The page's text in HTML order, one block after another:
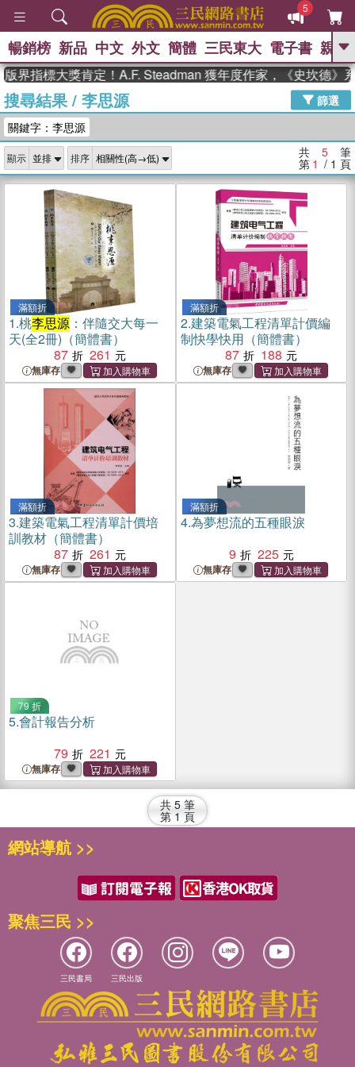
5
GO
高希均教授回憶錄
、 The Odyssey 、 父親節 、 如果歷
獎 臺灣漫遊錄 、 方念華 、 台灣的李
登輝時代
數學女孩：黎曼猜想 、
偉大的迷走神經
暢銷榜 新品 中文 外文 簡體 三民東大 電子書 親子
界指標大獎肯定！A.F. Steadman 獲年度作家，《史坎德》
搜尋結果/ 李思源
篩選
關鍵字：李思源
顯示 排序 共 5 筆
第 1 / 1 頁
滿額折
1.桃李思源 ：伴隨交大每一
天(全2冊)（簡體書）
87
261
無庫存
滿額折
2.建築電氣工程清單計價編
制快學快用（簡體書）
87
188
無庫存
滿額折
3.建築電氣工程清單計價培
訓教材（簡體書）
87
261
無庫存
滿額折
4.為夢想流的五種眼淚
9
225
無庫存
79 折
5.會計報告分析
79
221
無庫存
共 5 筆
第 1 頁
網站導航 >>
聚焦三民 >>
三民書局 三民出版